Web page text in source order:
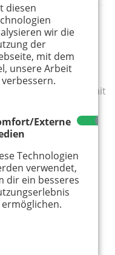
diesen
wir die
der
mit dem
unsere Arbeit
verbessern.
Externe
Technologien
verwendet,
dir ein besseres
ermöglichen.
nicht nur online
halten oder in
könnt ihr unser
die Regionganz
euch die
per Post zu, damit
genießen
Praxen,
Märkte ... kurz: an
junge Eltern
ausfüllen: